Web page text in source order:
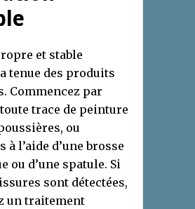
et stable
tenue des produits
Commencez par
trace de peinture
ou
à l’aide d’une brosse
ou d’une spatule. Si
sont détectées,
un traitement